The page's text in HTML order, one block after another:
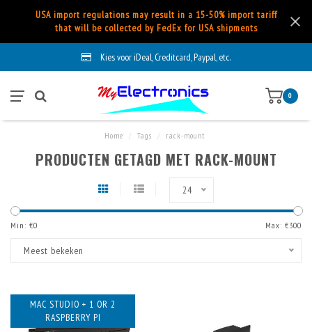
USA import regulations may result in a 15-50% import tariff
that will be collected by FedEx for USA shipments
Kies voor iDeal, Creditcard, Paypal, etc.
0
Home Tags rack-mount
PRODUCTEN GETAGD MET RACK-MOUNT
24
Min: €0 Max: €300
Meest bekeken
MAC STUDIO + 1 OR 2
RASPBERRY PI